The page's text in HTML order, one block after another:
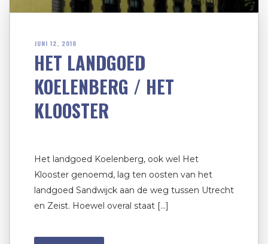
JUNI 12, 2018
HET LANDGOED
KOELENBERG / HET
KLOOSTER
Het landgoed Koelenberg, ook wel Het
Klooster genoemd, lag ten oosten van het
landgoed Sandwijck aan de weg tussen Utrecht
en Zeist. Hoewel overal staat […]